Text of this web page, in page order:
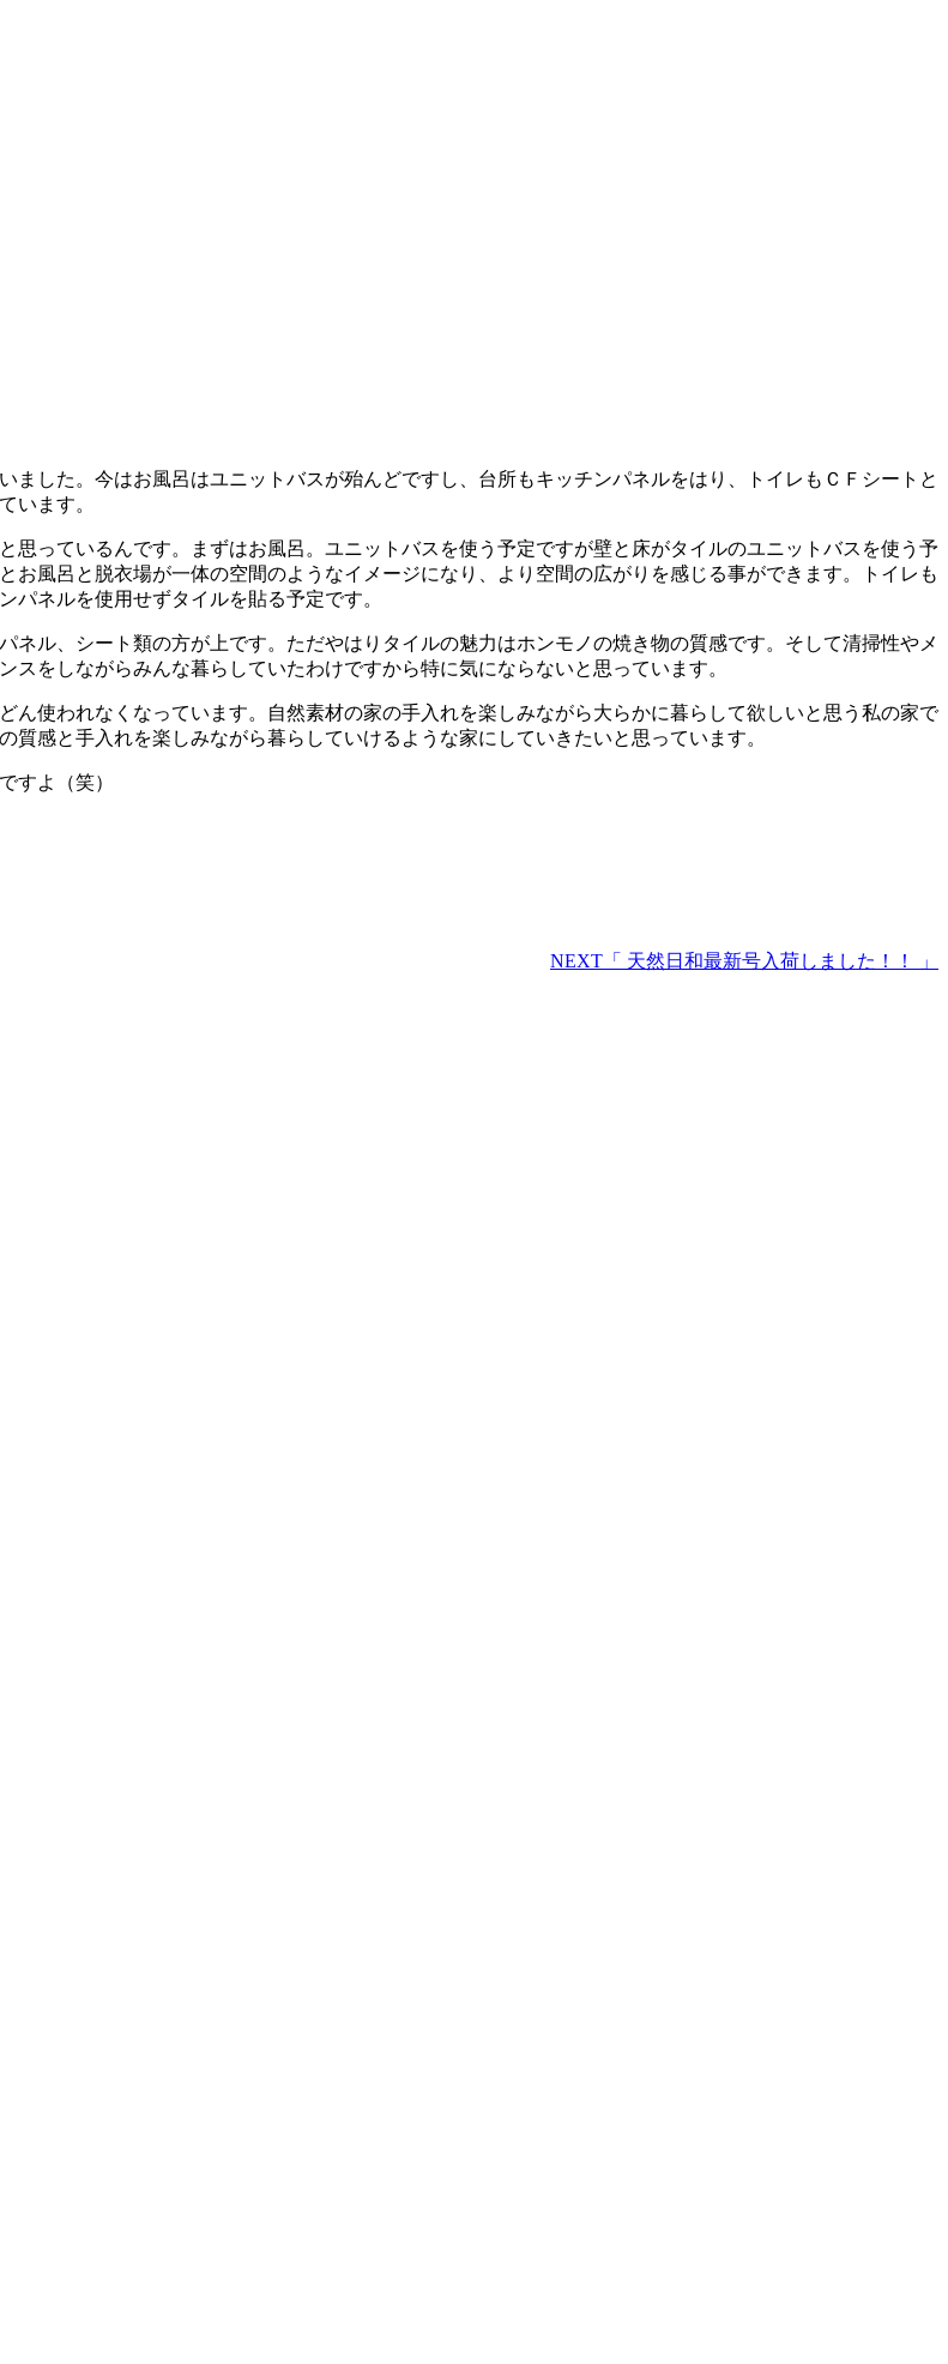
した。今はお風呂はユニットバスが殆んどですし、台所もキッチンパネルをはり、トイレもＣＦシートと
います。
っているんです。まずはお風呂。ユニットバスを使う予定ですが壁と床がタイルのユニットバスを使う予
風呂と脱衣場が一体の空間のようなイメージになり、より空間の広がりを感じる事ができます。トイレも
パネルを使用せずタイルを貼る予定です。
ル、シート類の方が上です。ただやはりタイルの魅力はホンモノの焼き物の質感です。そして清掃性やメ
をしながらみんな暮らしていたわけですから特に気にならないと思っています。
使われなくなっています。自然素材の家の手入れを楽しみながら大らかに暮らして欲しいと思う私の家で
感と手入れを楽しみながら暮らしていけるような家にしていきたいと思っています。
すよ（笑）
NEXT 「 天然日和最新号入荷しました！！ 」